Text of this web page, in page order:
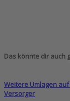
Das könnte dir auch
Weitere Umlagen
Versorger